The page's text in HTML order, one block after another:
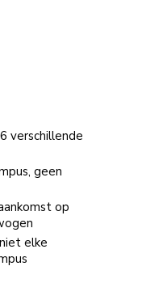
verschillende
geen
op
elke